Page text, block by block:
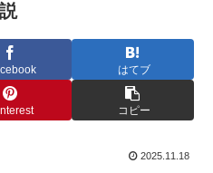
はてブ
コピー
2025.11.18